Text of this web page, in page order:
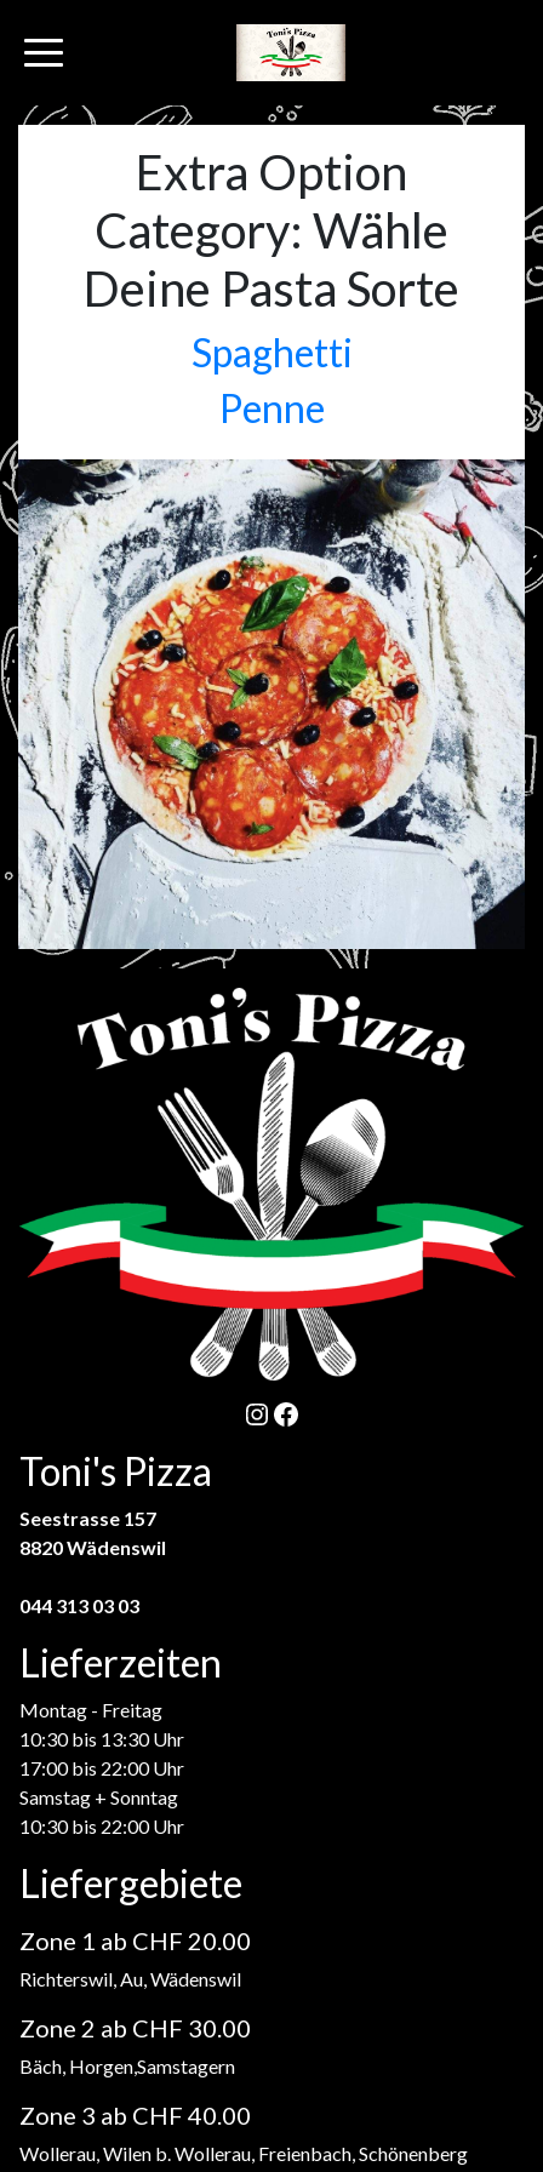
Extra Option
Category: Wähle
Deine Pasta Sorte
Spaghetti
Penne
Instagram
Facebook
Toni's Pizza
Seestrasse 157
8820 Wädenswil
044 313 03 03
Lieferzeiten
Montag - Freitag
10:30 bis 13:30 Uhr
17:00 bis 22:00 Uhr
Samstag + Sonntag
10:30 bis 22:00 Uhr
Liefergebiete
Zone 1 ab CHF 20.00
Richterswil, Au, Wädenswil
Zone 2 ab CHF 30.00
Bäch, Horgen,Samstagern
Zone 3 ab CHF 40.00
Wollerau, Wilen b. Wollerau, Freienbach, Schönenberg